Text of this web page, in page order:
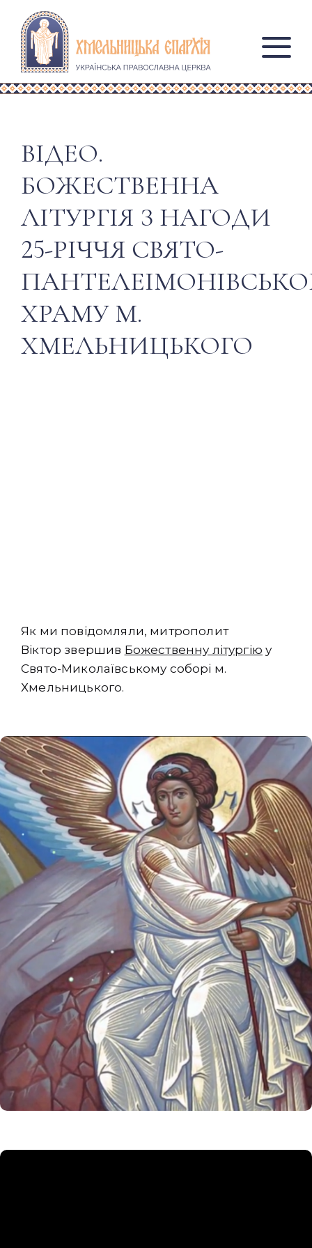
ВІДЕО.
БОЖЕСТВЕННА
ЛІТУРГІЯ З НАГОДИ
25-РІЧЧЯ СВЯТО-
ХРАМУ М.
ХМЕЛЬНИЦЬКОГО
Як ми повідомляли, митрополит
Віктор звершив Божественну літургію у
Свято-Миколаївському соборі м.
Хмельницького.